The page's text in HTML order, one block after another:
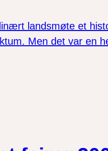
landsmøte et
Men det var en